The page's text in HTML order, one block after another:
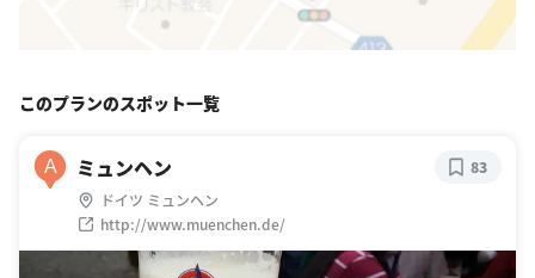
このプランのスポット一覧
A ミュンヘン
ドイツ ミュンヘン
http://www.muenchen.de/
83